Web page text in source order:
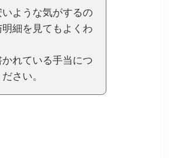
ような気がするの
細を見てもよくわ
れている手当につ
さい。